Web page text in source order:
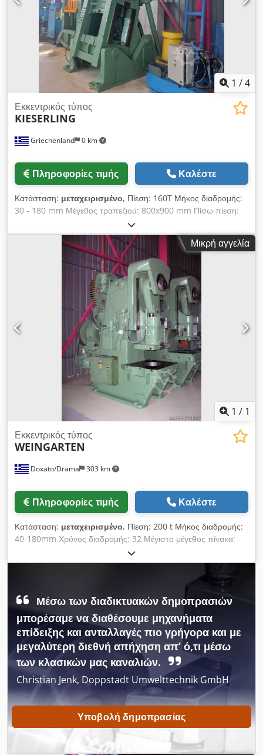
1 /4
Griechenland 0 km
Εκκεντρικός τύπος
KIESERLING
Πληροφορίες τιμής Καλέστε
Κατάσταση: μεταχειρισμένο, Πίεση: 160T Μήκος διαδρομής:
30 - 180 mm Μέγεθος τραπεζιού: 800x900 mm Πίσω πίεση:
ΜΕ ΠΙΣΩΤΕΡΙΚΗ ΠΙΕΣΗ Csdpfj Dviwox Ag Usrf Τεχνικά
χαρακτηριστικά: ΜΕ ΚΛΟΥΜΠΙΔΑ ΑΕΡΑ Νέο ηλεκτρικό
Μικρή αγγελία
1 / 1
Doxato/Drama 303 km
Εκκεντρικός τύπος
WEINGARTEN
Πληροφορίες τιμής Καλέστε
Κατάσταση: μεταχειρισμένο, Πίεση: 200 t Μήκος διαδρομής:
40-180mm Χρόνος διαδρομής: 32 Μέγιστο μέγεθος πίνακα:
630x500mm Μέγεθος κατωφλίου: 900x800mm Τεχνικά
Χαρακτηριστικά: ΑΕΡΟΣΚΑΦΟΣ Ισχύς: 15 HP ΔΙΑΣΤΑΣΕΙΣ:
Ύψος: 3000 mms Πλάτος: 1000 mms Μήκος: 2750 mm
Βάρος : 14000kgr Νέο ηλεκτρικό σύστημα Crodpfx Agj Dvi Ue
Uof
Μέσω των διαδικτυακών δημοπρασιών
μπορέσαμε να διαθέσουμε μηχανήματα
επίδειξης και ανταλλαγές πιο γρήγορα και με
μεγαλύτερη διεθνή απήχηση απ’ ό,τι μέσω
των κλασικών μας καναλιών.
Christian Jenk, Doppstadt Umwelttechnik GmbH
Υποβολή δημοπρασίας